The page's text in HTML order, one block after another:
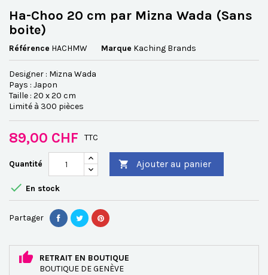
Ha-Choo 20 cm par Mizna Wada (Sans
boite)
Référence HACHMW Marque Kaching Brands
Designer : Mizna Wada
Pays : Japon
Taille : 20 x 20 cm
Limité à 300 pièces
89,00 CHF TTC
Quantité  Ajouter au panier
 En stock
Partager
RETRAIT EN BOUTIQUE
BOUTIQUE DE GENÈVE